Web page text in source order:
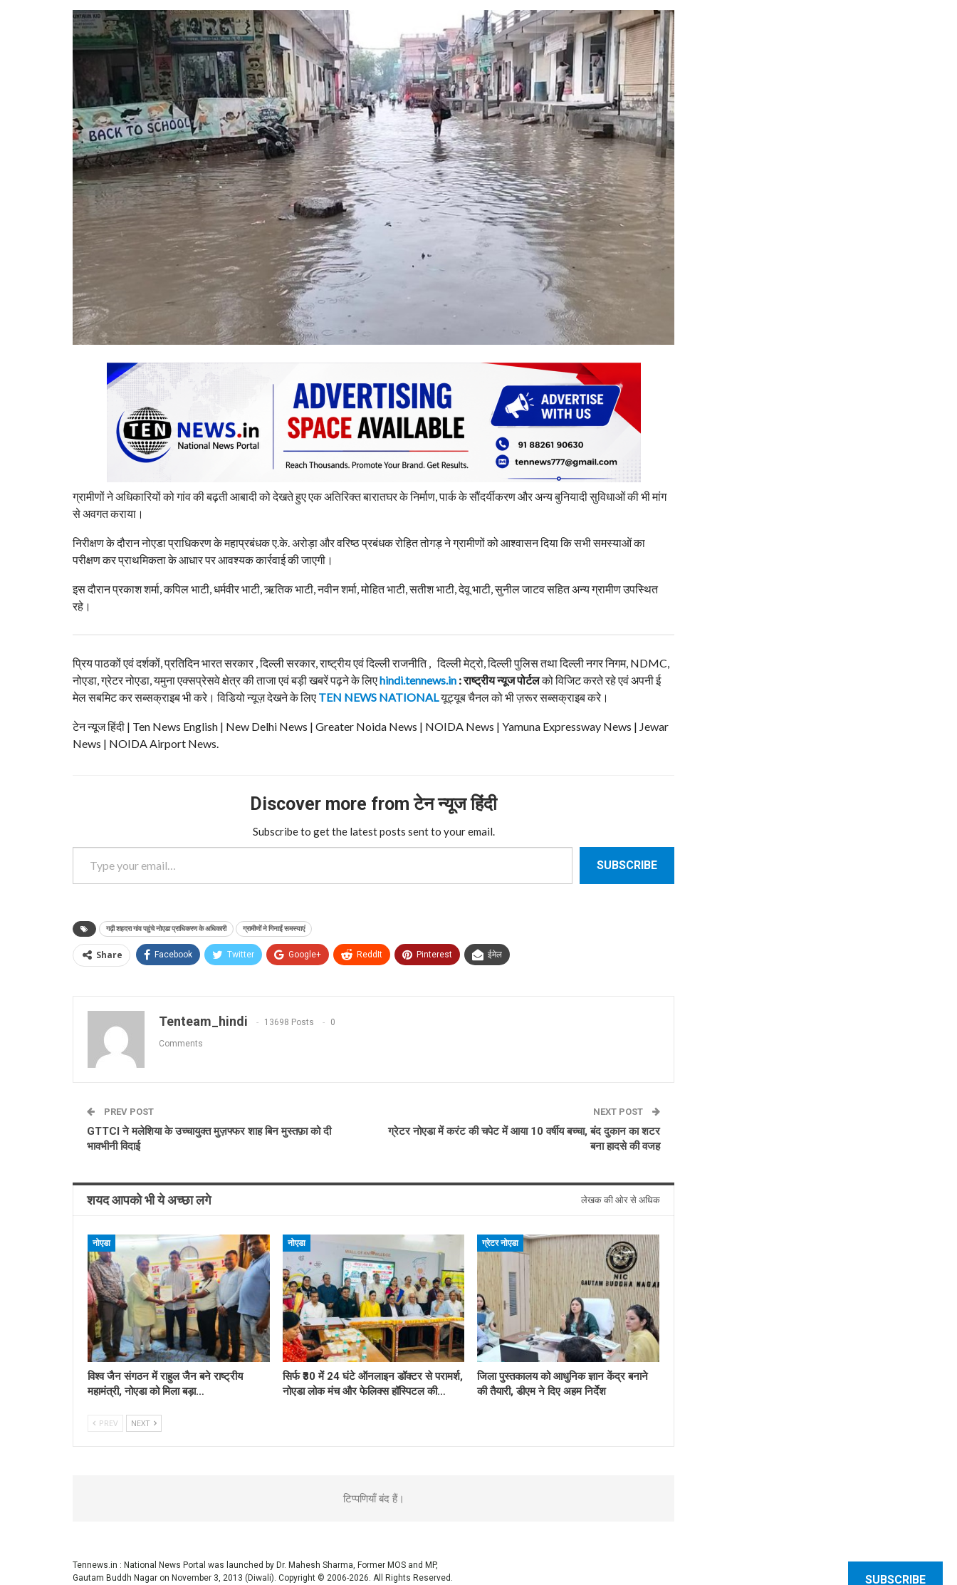
ग्रामीणों ने अधिकारियों को गांव की बढ़ती आबादी को देखते हुए एक अतिरिक्त बारातघर के निर्माण, पार्क के सौंदर्यीकरण और अन्य बुनियादी सुविधाओं की भी मांग
से अवगत कराया।
निरीक्षण के दौरान नोएडा प्राधिकरण के महाप्रबंधक ए.के. अरोड़ा और वरिष्ठ प्रबंधक रोहित तोगड़ ने ग्रामीणों को आश्वासन दिया कि सभी समस्याओं का
परीक्षण कर प्राथमिकता के आधार पर आवश्यक कार्रवाई की जाएगी।
इस दौरान प्रकाश शर्मा, कपिल भाटी, धर्मवीर भाटी, ऋतिक भाटी, नवीन शर्मा, मोहित भाटी, सतीश भाटी, देवू भाटी, सुनील जाटव सहित अन्य ग्रामीण उपस्थित
रहे।
प्रिय पाठकों एवं दर्शकों, प्रतिदिन भारत सरकार , दिल्ली सरकार, राष्ट्रीय एवं दिल्ली राजनीति , दिल्ली मेट्रो, दिल्ली पुलिस तथा दिल्ली नगर निगम, NDMC,
नोएडा, ग्रेटर नोएडा, यमुना एक्सप्रेसवे क्षेत्र की ताजा एवं बड़ी खबरें पढ़ने के लिएhindi.tennews.in : राष्ट्रीय न्यूज पोर्टलको विजिट करते रहे एवं अपनी ई
मेल सबमिट कर सब्सक्राइब भी करे। विडियो न्यूज़ देखने के लिए TEN NEWS NATIONALयूट्यूब चैनल को भी ज़रूर सब्सक्राइब करे।
टेन न्यूज हिंदी | Ten News English | New Delhi News | Greater Noida News | NOIDA News | Yamuna Expressway News | Jewar
News | NOIDA Airport News.
Discover more from टेन न्यूज हिंदी
Subscribe to get the latest posts sent to your email.
Type your email…
SUBSCRIBE
गढ़ी शहदरा गांव पहुंचे नोएडा प्राधिकरण के अधिकारी ग्रामीणों ने गिनाईं समस्याएं
Share Facebook Twitter Google+ ReddIt Pinterest ईमेल
Tenteam_hindi 13698 Posts 0
Comments
PREV POST
GTTCI ने मलेशिया के उच्चायुक्त मुज़फ्फर शाह बिन मुस्तफ़ा को दी
भावभीनी विदाई
NEXT POST
ग्रेटर नोएडा में करंट की चपेट में आया 10 वर्षीय बच्चा, बंद दुकान का शटर
बना हादसे की वजह
शयद आपको भी ये अच्छा लगे लेखक की ओर से अधिक
नोएडा
विश्व जैन संगठन में राहुल जैन बने राष्ट्रीय
महामंत्री, नोएडा को मिला बड़ा…
नोएडा
सिर्फ ₹30 में 24 घंटे ऑनलाइन डॉक्टर से परामर्श,
नोएडा लोक मंच और फेलिक्स हॉस्पिटल की…
ग्रेटर नोएडा
जिला पुस्तकालय को आधुनिक ज्ञान केंद्र बनाने
की तैयारी, डीएम ने दिए अहम निर्देश
PREV NEXT
टिप्पणियाँ बंद हैं।
Tennews.in : National News Portal was launched by Dr. Mahesh Sharma, Former MOS and MP,
Gautam Buddh Nagar on November 3, 2013 (Diwali). Copyright © 2006-2026. All Rights Reserved.
SUBSCRIBE